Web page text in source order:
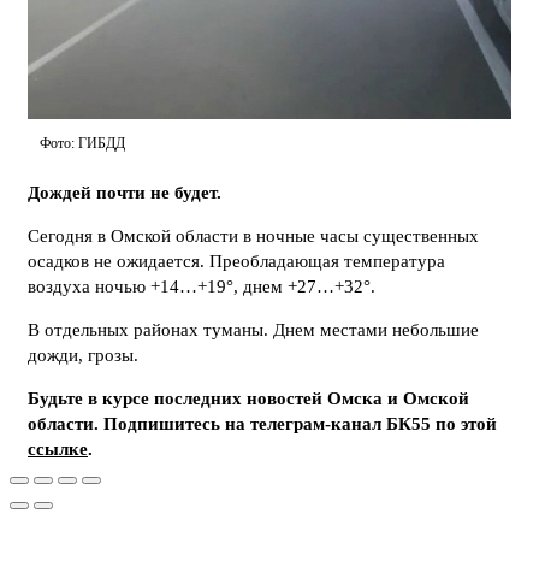
Фото: ГИБДД
Дождей почти не будет.
Сегодня в Омской области в ночные часы существенных
осадков не ожидается. Преобладающая температура
воздуха ночью +14…+19°, днем +27…+32°.
В отдельных районах туманы. Днем местами небольшие
дожди, грозы.
Будьте в курсе последних новостей Омска и Омской
области. Подпишитесь на телеграм-канал БК55 по этой
ссылке.